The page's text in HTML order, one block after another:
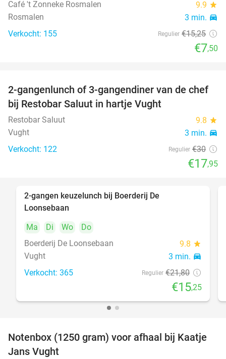
Café 't Zonneke Rosmalen
9.9 star
Rosmalen 3 min. directions_car
Verkocht: 155 Regulier €15,25
€7,50
40%
2-gangenlunch of 3-gangendiner van de chef
bij Restobar Saluut in hartje Vught
Restobar Saluut 9.8 star
Vught 3 min. directions_car
Verkocht: 122 Regulier €30
€17,95
2-gangen keuzelunch bij Boerderij De
Loonsebaan
Ma
Di Wo
Do
Boerderij De Loonsebaan
9.8 star
Vught 3 min. directions_car
Verkocht: 365 Regulier €21,80
€15,25
42%
Notenbox (1250 gram) voor afhaal bij Kaatje
Jans Vught